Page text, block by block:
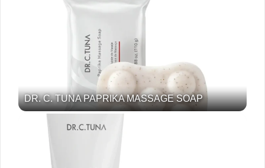
DR. C. TUNA PAPRIKA MASSAGE SOAP